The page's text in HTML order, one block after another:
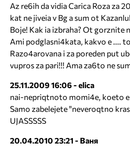
Az re6ih da vidia Carica Roza za
kat ne jiveia v Bg a sum ot
Boje! Kak ia izbraha? Ot gorznite
Ami podglasni4kata, kakvo e ....
Razo4arovana i za poreden put
vupros za pari!!! Ama za6to ne
25.11.2009 16:06 - elica
nai-nepriqtnoto momi4e, koeto e
Samo zabelejete "neveroqtno
UJASSSSS
20.04.2010 23:21 - Ваня